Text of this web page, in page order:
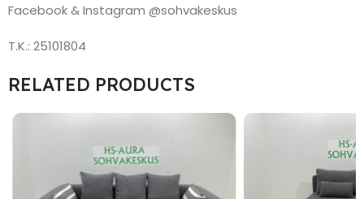
Facebook & Instagram @sohvakeskus
T.K.: 25101804
RELATED PRODUCTS